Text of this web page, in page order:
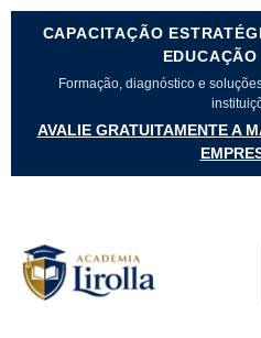
CAPACITAÇÃO
Formação, diagnóstico e
AVALIE GRATUITAMENTE A